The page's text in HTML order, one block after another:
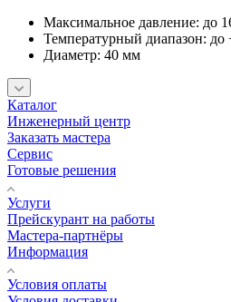
Максимальное давление: до
Температурный диапазон: до
Диаметр: 40 мм
Каталог
Инженерный центр
Заказать мастера
Сервис
Готовые решения
Услуги
Прейскурант на работы
Мастера-партнёры
Информация
Условия оплаты